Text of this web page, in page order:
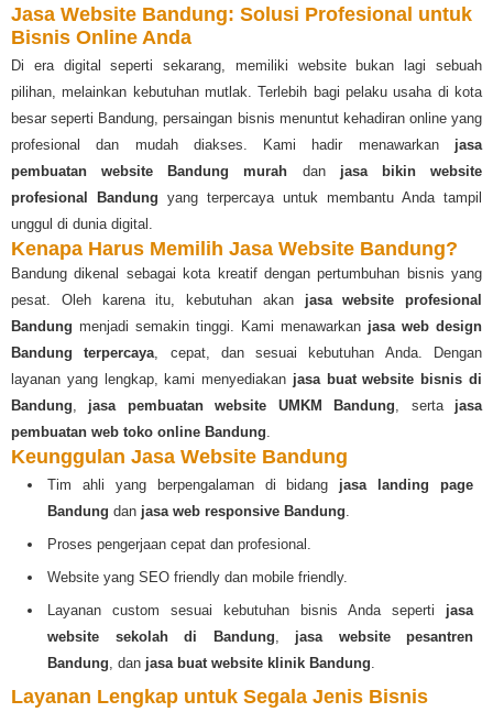
Jasa Website Bandung: Solusi Profesional untuk
Bisnis Online Anda
Di era digital seperti sekarang, memiliki website bukan lagi sebuah
pilihan, melainkan kebutuhan mutlak. Terlebih bagi pelaku usaha di kota
besar seperti Bandung, persaingan bisnis menuntut kehadiran online yang
profesional dan mudah diakses. Kami hadir menawarkan jasa
pembuatan website Bandung murah dan jasa bikin website
profesional Bandung yang terpercaya untuk membantu Anda tampil
unggul di dunia digital.
Kenapa Harus Memilih Jasa Website Bandung?
Bandung dikenal sebagai kota kreatif dengan pertumbuhan bisnis yang
pesat. Oleh karena itu, kebutuhan akan jasa website profesional
Bandung menjadi semakin tinggi. Kami menawarkan jasa web design
Bandung terpercaya, cepat, dan sesuai kebutuhan Anda. Dengan
layanan yang lengkap, kami menyediakan jasa buat website bisnis di
Bandung, jasa pembuatan website UMKM Bandung, serta jasa
pembuatan web toko online Bandung.
Keunggulan Jasa Website Bandung
Tim ahli yang berpengalaman di bidang jasa landing page
Bandung dan jasa web responsive Bandung.
Proses pengerjaan cepat dan profesional.
Website yang SEO friendly dan mobile friendly.
Layanan custom sesuai kebutuhan bisnis Anda seperti jasa
website sekolah di Bandung, jasa website pesantren
Bandung, dan jasa buat website klinik Bandung.
Layanan Lengkap untuk Segala Jenis Bisnis